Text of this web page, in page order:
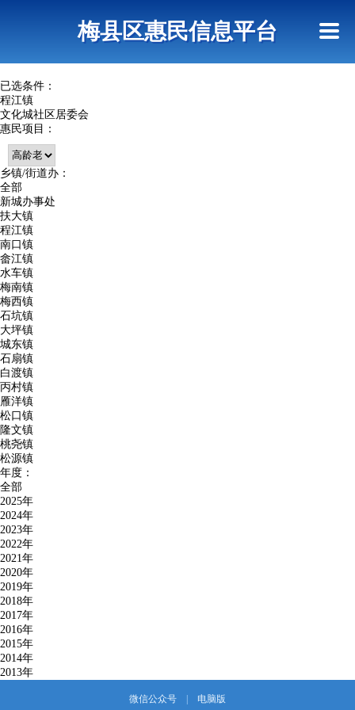
查询指引梅县区惠民信息平台
已选条件：
程江镇
文化城社区居委会
惠民项目：
乡镇/街道办：
全部
新城办事处
扶大镇
程江镇
南口镇
畲江镇
水车镇
梅南镇
梅西镇
石坑镇
大坪镇
城东镇
石扇镇
白渡镇
丙村镇
雁洋镇
松口镇
隆文镇
桃尧镇
松源镇
年度：
全部
2025年
2024年
2023年
2022年
2021年
2020年
2019年
2018年
2017年
2016年
2015年
2014年
2013年
微信公众号 电脑版